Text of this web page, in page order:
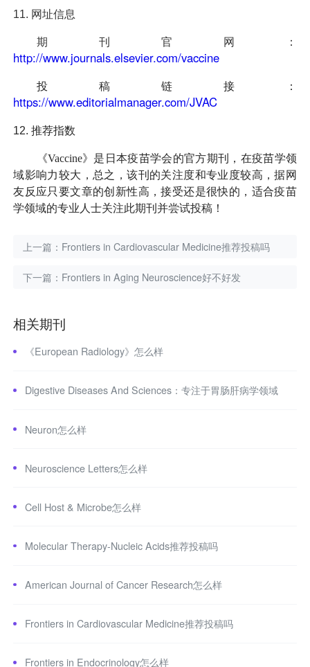
11. 网址信息
期刊官网：
http://www.journals.elsevier.com/vaccine
投稿链接：
https://www.editorialmanager.com/JVAC
12. 推荐指数
《Vaccine》是日本疫苗学会的官方期刊，在疫苗学领
域影响力较大，总之，该刊的关注度和专业度较高，据网
友反应只要文章的创新性高，接受还是很快的，适合疫苗
学领域的专业人士关注此期刊并尝试投稿！
上一篇： Frontiers in Cardiovascular Medicine推荐投稿吗
下一篇： Frontiers in Aging Neuroscience好不好发
相关期刊
《European Radiology》怎么样
Digestive Diseases And Sciences：专注于胃肠肝病学领域
Neuron怎么样
Neuroscience Letters怎么样
Cell Host & Microbe怎么样
Molecular Therapy-Nucleic Acids推荐投稿吗
American Journal of Cancer Research怎么样
Frontiers in Cardiovascular Medicine推荐投稿吗
Frontiers in Endocrinology怎么样